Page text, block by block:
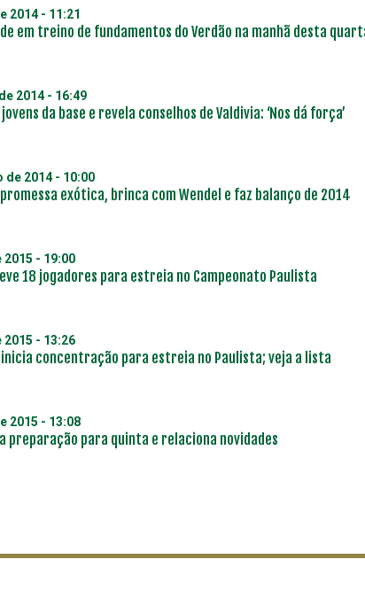
2014 - 11:21
em treino de fundamentos do Verdão na manhã desta
2014 - 16:49
da base e revela conselhos de Valdivia: ‘Nos dá força’
de 2014 - 10:00
exótica, brinca com Wendel e faz balanço de 2014
- 19:00
18 jogadores para estreia no Campeonato Paulista
- 13:26
concentração para estreia no Paulista; veja a lista
2015 - 13:08
preparação para quinta e relaciona novidades